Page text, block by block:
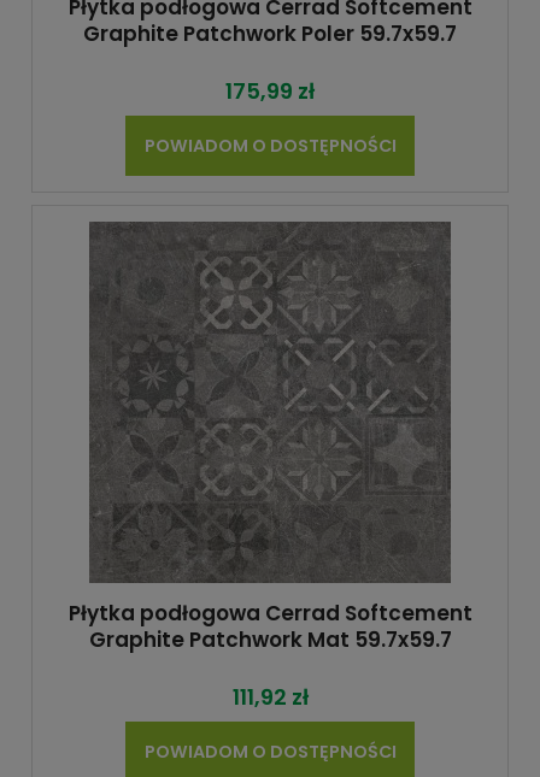
Płytka podłogowa Cerrad Softcement
Graphite Patchwork Poler 59.7x59.7
175,99 zł
POWIADOM O DOSTĘPNOŚCI
Płytka podłogowa Cerrad Softcement
Graphite Patchwork Mat 59.7x59.7
111,92 zł
POWIADOM O DOSTĘPNOŚCI